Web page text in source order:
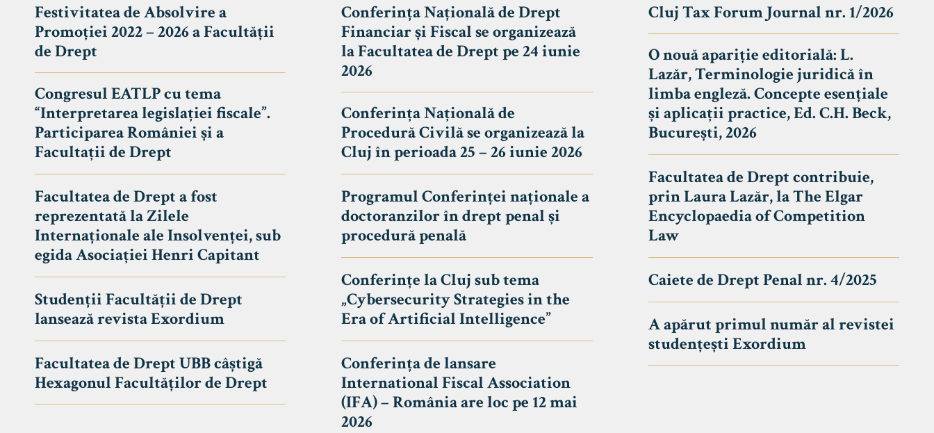
UNIVERSITATEA BABEȘ - BOLYAI
FACULTATEA
DE DREPT
Avizier Studenți
Studii
Admitere
Erasmus & Internațional
Știri
Echipa Facultății
Bibliotecă & Reviste
Festivitatea de Absolvire a
Promoției 2022 – 2026 a Facultății
de Drept
Congresul EATLP cu tema
“Interpretarea legislației fiscale”.
Participarea României și a
Facultații de Drept
Facultatea de Drept a fost
reprezentată la Zilele
Internaționale ale Insolvenței, sub
egida Asociației Henri Capitant
Studenții Facultății de Drept
lansează revista Exordium
Facultatea de Drept UBB câștigă
Hexagonul Facultăților de Drept
Conferința Națională de Drept
Financiar și Fiscal se organizează
la Facultatea de Drept pe 24 iunie
2026
Conferința Națională de
Procedură Civilă se organizează la
Cluj în perioada 25 – 26 iunie 2026
Programul Conferinței naționale a
doctoranzilor în drept penal și
procedură penală
Conferințe la Cluj sub tema
„Cybersecurity Strategies in the
Era of Artificial Intelligence”
Conferința de lansare
International Fiscal Association
(IFA) – România are loc pe 12 mai
2026
Cluj Tax Forum Journal nr. 1/2026
O nouă apariție editorială: L.
Lazăr, Terminologie juridică în
limba engleză. Concepte esențiale
și aplicații practice, Ed. C.H. Beck,
București, 2026
Facultatea de Drept contribuie,
prin Laura Lazăr, la The Elgar
Encyclopaedia of Competition
Law
Caiete de Drept Penal nr. 4/2025
A apărut primul număr al revistei
studențești Exordium